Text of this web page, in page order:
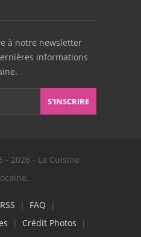
à notre newsletter
informations
S'INSCRIRE
- 2026 - La Cuisine
RSS | FAQ |
| Crédit Photos |